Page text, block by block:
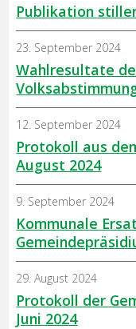
Publikation
Wahlresultate
23. September 2024
Protokoll aus
August 2024
12. September 2024
Kommunale
9. September 2024
Protokoll der
Juni 2024
29. August 2024